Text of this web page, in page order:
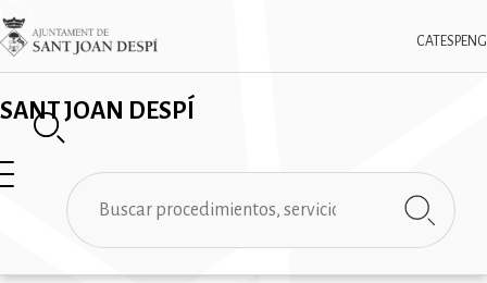
Pasar
al
contenido
SANT JOAN DESPÍ
CAT ESPENG
Imatge
✕
Buscar